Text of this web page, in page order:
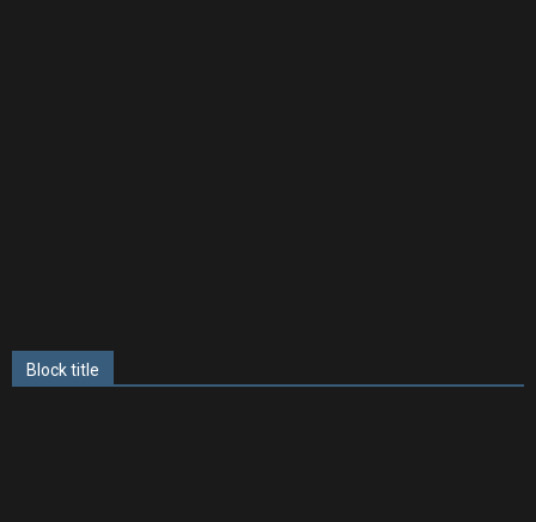
Block title